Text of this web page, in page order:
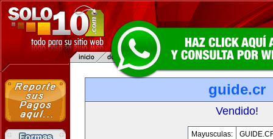
guide.cr
Vendido!
Mayusculas: